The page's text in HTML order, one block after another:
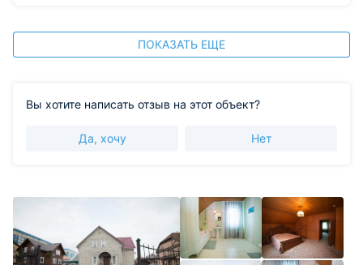
ПОКАЗАТЬ ЕЩЕ
Вы хотите написать отзыв на этот объект?
Да, хочу Нет